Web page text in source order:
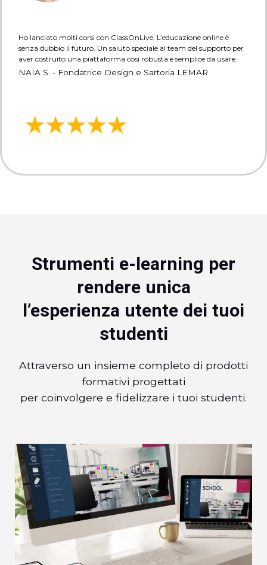
Ho lanciato molti corsi con ClassOnLive. L’educazione online è
senza dubbio il futuro. Un saluto speciale al team del supporto per
aver costruito una piattaforma così robusta e semplice da usare.
NAIA S. - Fondatrice Design e Sartoria LEMAR
Strumenti e-learning per
rendere unica
l’esperienza utente dei tuoi
studenti
Attraverso un insieme completo di prodotti
formativi progettati
per coinvolgere e fidelizzare i tuoi studenti.